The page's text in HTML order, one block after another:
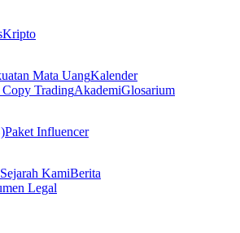
Kripto
Mata UangKalender
TradingAkademiGlosarium
Paket Influencer
Sejarah KamiBerita
Legal